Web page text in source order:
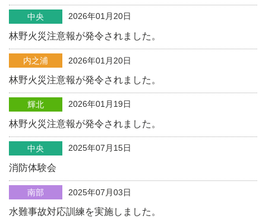
中央 2026年01月20日
林野火災注意報が発令されました。
内之浦 2026年01月20日
林野火災注意報が発令されました。
輝北 2026年01月19日
林野火災注意報が発令されました。
中央 2025年07月15日
消防体験会
南部 2025年07月03日
水難事故対応訓練を実施しました。